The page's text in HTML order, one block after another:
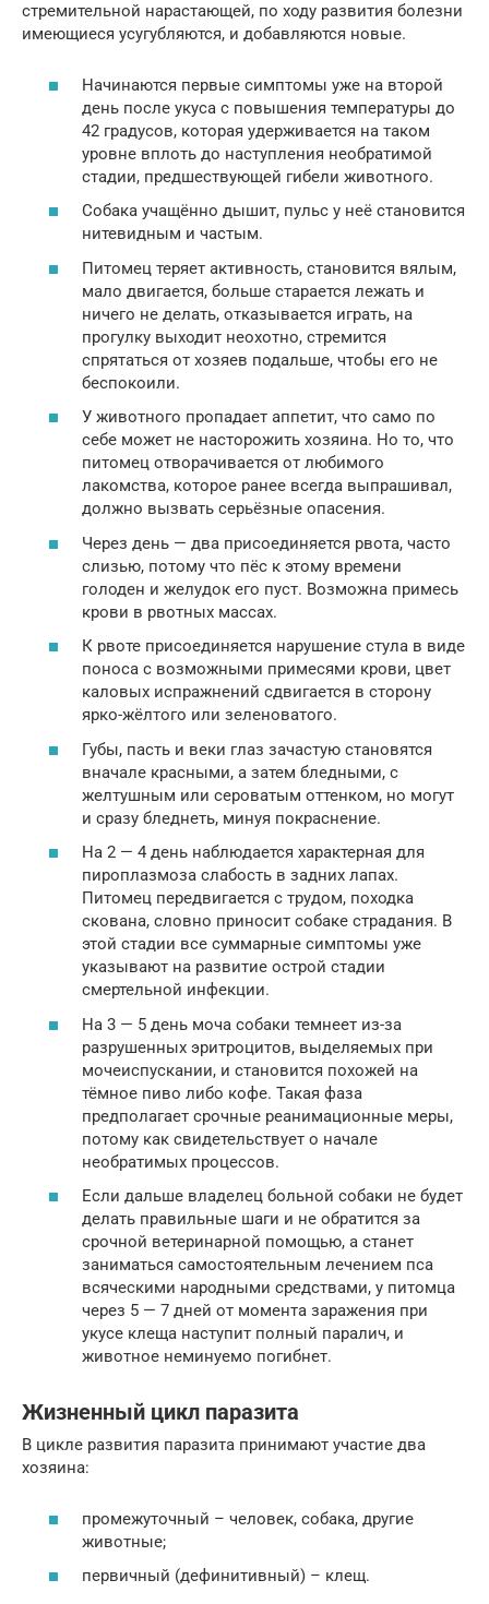
стремительной нарастающей, по ходу развития болезни
имеющиеся усугубляются, и добавляются новые.
Начинаются первые симптомы уже на второй
день после укуса с повышения температуры до
42 градусов, которая удерживается на таком
уровне вплоть до наступления необратимой
стадии, предшествующей гибели животного.
Собака учащённо дышит, пульс у неё становится
нитевидным и частым.
Питомец теряет активность, становится вялым,
мало двигается, больше старается лежать и
ничего не делать, отказывается играть, на
прогулку выходит неохотно, стремится
спрятаться от хозяев подальше, чтобы его не
беспокоили.
У животного пропадает аппетит, что само по
себе может не насторожить хозяина. Но то, что
питомец отворачивается от любимого
лакомства, которое ранее всегда выпрашивал,
должно вызвать серьёзные опасения.
Через день — два присоединяется рвота, часто
слизью, потому что пёс к этому времени
голоден и желудок его пуст. Возможна примесь
крови в рвотных массах.
К рвоте присоединяется нарушение стула в виде
поноса с возможными примесями крови, цвет
каловых испражнений сдвигается в сторону
ярко-жёлтого или зеленоватого.
Губы, пасть и веки глаз зачастую становятся
вначале красными, а затем бледными, с
желтушным или сероватым оттенком, но могут
и сразу бледнеть, минуя покраснение.
На 2 — 4 день наблюдается характерная для
пироплазмоза слабость в задних лапах.
Питомец передвигается с трудом, походка
скована, словно приносит собаке страдания. В
этой стадии все суммарные симптомы уже
указывают на развитие острой стадии
смертельной инфекции.
На 3 — 5 день моча собаки темнеет из-за
разрушенных эритроцитов, выделяемых при
мочеиспускании, и становится похожей на
тёмное пиво либо кофе. Такая фаза
предполагает срочные реанимационные меры,
потому как свидетельствует о начале
необратимых процессов.
Если дальше владелец больной собаки не будет
делать правильные шаги и не обратится за
срочной ветеринарной помощью, а станет
заниматься самостоятельным лечением пса
всяческими народными средствами, у питомца
через 5 — 7 дней от момента заражения при
укусе клеща наступит полный паралич, и
животное неминуемо погибнет.
Жизненный цикл паразита
В цикле развития паразита принимают участие два
хозяина:
промежуточный – человек, собака, другие
животные;
первичный (дефинитивный) – клещ.